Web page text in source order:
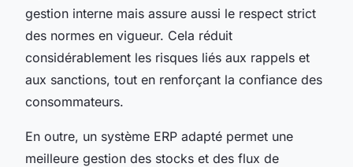
gestion interne mais assure aussi le respect strict
des normes en vigueur. Cela réduit
considérablement les risques liés aux rappels et
aux sanctions, tout en renforçant la confiance des
consommateurs.
En outre, un système ERP adapté permet une
meilleure gestion des stocks et des flux de